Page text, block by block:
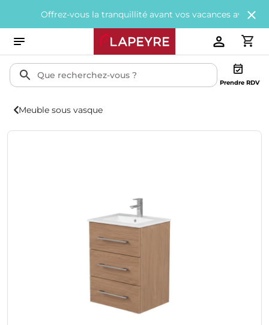
vous la tranquillité avant vos vacances avec200€ offerts
Prendre RDV
Meuble sous vasque